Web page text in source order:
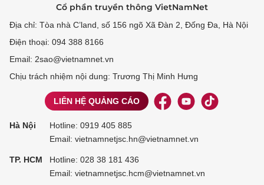
Cổ phần truyền thông VietNamNet
Địa chỉ: Tòa nhà C’land, số 156 ngõ Xã Đàn 2, Đống Đa, Hà Nội
Điện thoại: 094 388 8166
Email: 2sao@vietnamnet.vn
Chịu trách nhiệm nội dung: Trương Thị Minh Hưng
LIÊN HỆ QUẢNG CÁO
Hà Nội Hotline: 0919 405 885
Email: vietnamnetjsc.hn@vietnamnet.vn
TP. HCM Hotline: 028 38 181 436
Email: vietnamnetjsc.hcm@vietnamnet.vn